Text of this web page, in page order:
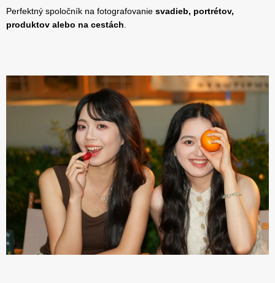
Perfektný spoločník na fotografovanie svadieb, portrétov,
produktov alebo na cestách